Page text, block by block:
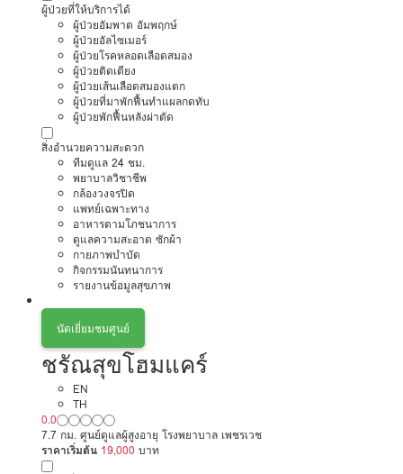
ผู้ป่วยที่ให้บริการได้
ผู้ป่วยอัมพาต อัมพฤกษ์
ผู้ป่วยอัลไซเมอร์
ผู้ป่วยโรคหลอดเลือดสมอง
ผู้ป่วยติดเตียง
ผู้ป่วยเส้นเลือดสมองแตก
ผู้ป่วยที่มาพักฟื้นทำแผลกดทับ
ผู้ป่วยพักฟื้นหลังผ่าตัด
สิ่งอำนวยความสะดวก
ทีมดูแล 24 ชม.
พยาบาลวิชาชีพ
กล้องวงจรปิด
แพทย์เฉพาะทาง
อาหารตามโภชนาการ
ดูแลความสะอาด ซักผ้า
กายภาพบำบัด
กิจกรรมนันทนาการ
รายงานข้อมูลสุขภาพ
นัดเยี่ยมชมศูนย์
ชรัณสุขโฮมแคร์
EN
TH
0.0
7.7 กม. ศูนย์ดูแลผู้สูงอายุ โรงพยาบาล เพชรเวช
ราคาเริ่มต้น 19,000 บาท